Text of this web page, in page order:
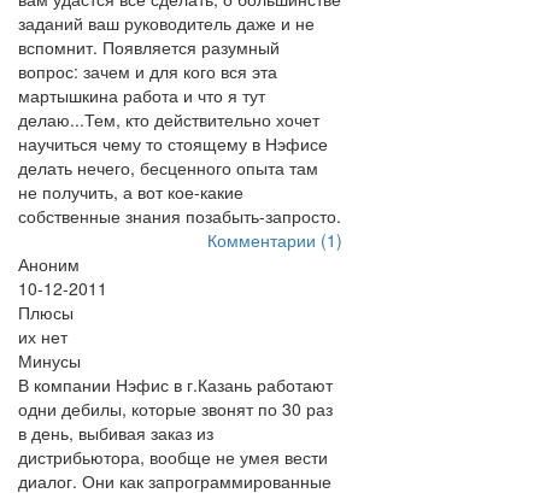
заданий ваш руководитель даже и не
вспомнит. Появляется разумный
вопрос: зачем и для кого вся эта
мартышкина работа и что я тут
делаю...Тем, кто действительно хочет
научиться чему то стоящему в Нэфисе
делать нечего, бесценного опыта там
не получить, а вот кое-какие
собственные знания позабыть-запросто.
Комментарии (1)
Аноним
10-12-2011
Плюсы
их нет
Минусы
В компании Нэфис в г.Казань работают
одни дебилы, которые звонят по 30 раз
в день, выбивая заказ из
дистрибьютора, вообще не умея вести
диалог. Они как запрограммированные